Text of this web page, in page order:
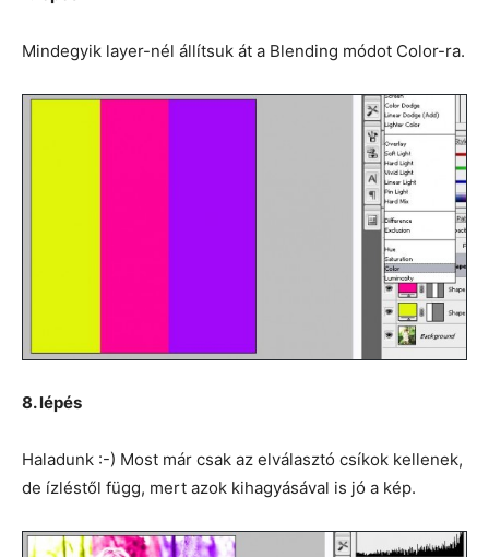
Mindegyik layer-nél állítsuk át a Blending módot Color-ra.
8. lépés
Haladunk :-) Most már csak az elválasztó csíkok kellenek,
de ízléstől függ, mert azok kihagyásával is jó a kép.